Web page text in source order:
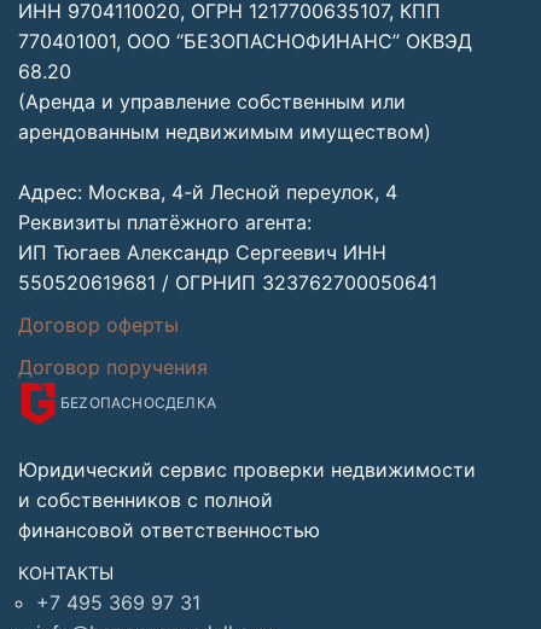
БЕZОПАСНОСДЕЛКА
Юридический сервис проверки недвижимости
и собственников с полной
финансовой ответственностью
КОНТАКТЫ
+7 495 369 97 31
ИНН 9704110020, ОГРН 1217700635107, КПП
770401001, ООО “БЕЗОПАСНОФИНАНС” ОКВЭД
68.20
(Аренда и управление собственным или
арендованным недвижимым имуществом)
Адрес: Москва, 4-й Лесной переулок, 4
Реквизиты платёжного агента:
ИП Тюгаев Александр Сергеевич ИНН
550520619681 / ОГРНИП 323762700050641
Договор оферты
Договор поручения